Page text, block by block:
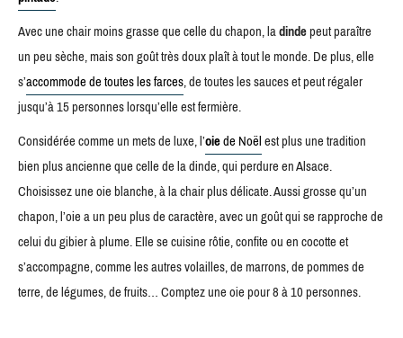
Avec une chair moins grasse que celle du chapon, ladindepeut paraître
un peu sèche, mais son goût très doux plaît à tout le monde. De plus, elle
s’accommode de toutes les farces, de toutes les sauces et peut régaler
jusqu’à 15 personnes lorsqu’elle est fermière.
Considérée comme un mets de luxe, l’oiede Noëlest plus une tradition
bien plus ancienne que celle de la dinde, qui perdure en Alsace.
Choisissez une oie blanche, à la chair plus délicate. Aussi grosse qu’un
chapon, l’oie a un peu plus de caractère, avec un goût qui se rapproche de
celui du gibier à plume. Elle se cuisine rôtie, confite ou en cocotte et
s’accompagne, comme les autres volailles, de marrons, de pommes de
terre, de légumes, de fruits… Comptez une oie pour 8 à 10 personnes.